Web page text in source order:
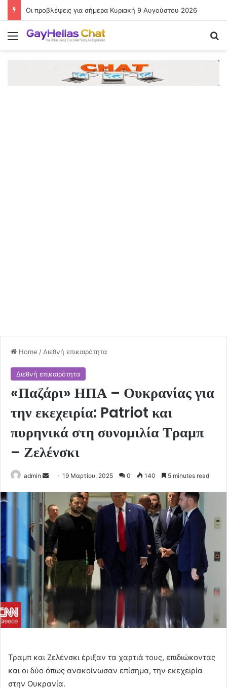
Οι προβλέψεις για σήμερα Κυριακή 9 Αυγούστου 2026
Menu
Home / Διεθνή επικαιρότητα
Διεθνή επικαιρότητα
«Παζάρι» ΗΠΑ – Ουκρανίας για
την εκεχειρία: Patriot και
πυρηνικά στη συνομιλία Τραμπ
– Ζελένσκι
admin
Send19 Μαρτίου, 2025 0 140 5 minutes read
Τραμπ και Ζελένσκι έριξαν τα χαρτιά τους, επιδιώκοντας
και οι δύο όπως ανακοίνωσαν επίσημα, την εκεχειρία
στην Ουκρανία.